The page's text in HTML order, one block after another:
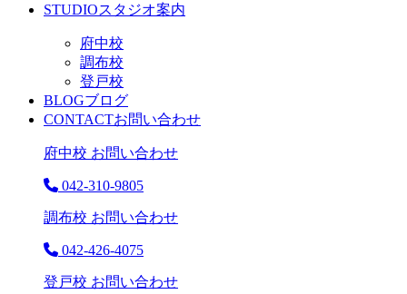
STUDIOスタジオ案内
府中校
調布校
登戸校
BLOGブログ
CONTACTお問い合わせ
府中校 お問い合わせ
042-310-9805
調布校 お問い合わせ
042-426-4075
登戸校 お問い合わせ